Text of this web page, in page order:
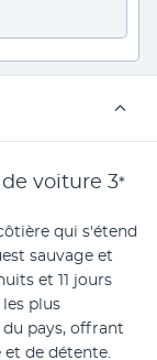
voiture 3*
qui s'étend
sauvage et
et 11 jours
plus
pays, offrant
de détente.